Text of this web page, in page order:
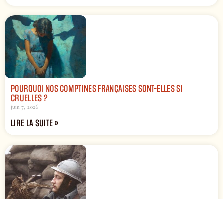
POURQUOI NOS COMPTINES FRANÇAISES SONT-ELLES SI
CRUELLES ?
juin 7, 2026
LIRE LA SUITE »